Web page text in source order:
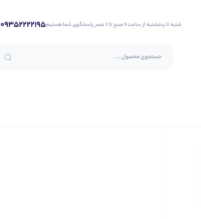
شنبه تا پنجشنبه از ساعت 9 صبح تا 6 عصر پاسخگوی شما هستیم 09352222195 / 09153159881 / 051-37277867